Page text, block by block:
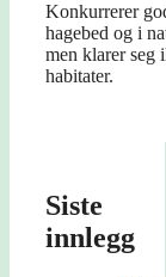
Konkurrerer
hagebed og i
men klarer seg
habitater.
Siste
innlegg